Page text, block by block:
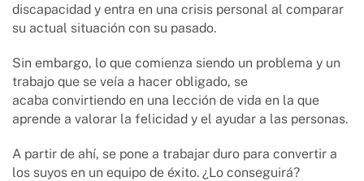
discapacidad y entra en una crisis personal al comparar
su actual situación con su pasado.
Sin embargo, lo que comienza siendo un problema y un
trabajo que se veía a hacer obligado, se
acaba convirtiendo en una lección de vida en la que
aprende a valorar la felicidad y el ayudar a las personas.
A partir de ahí, se pone a trabajar duro para convertir a
los suyos en un equipo de éxito. ¿Lo conseguirá?